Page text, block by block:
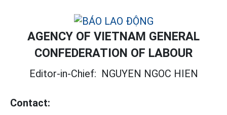
AGENCY OF VIETNAM GENERAL
CONFEDERATION OF LABOUR
Editor-in-Chief: NGUYEN NGOC HIEN
Contact: